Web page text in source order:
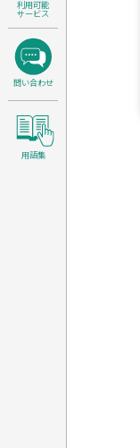
利用可能
サービス
問い合わせ
用語集